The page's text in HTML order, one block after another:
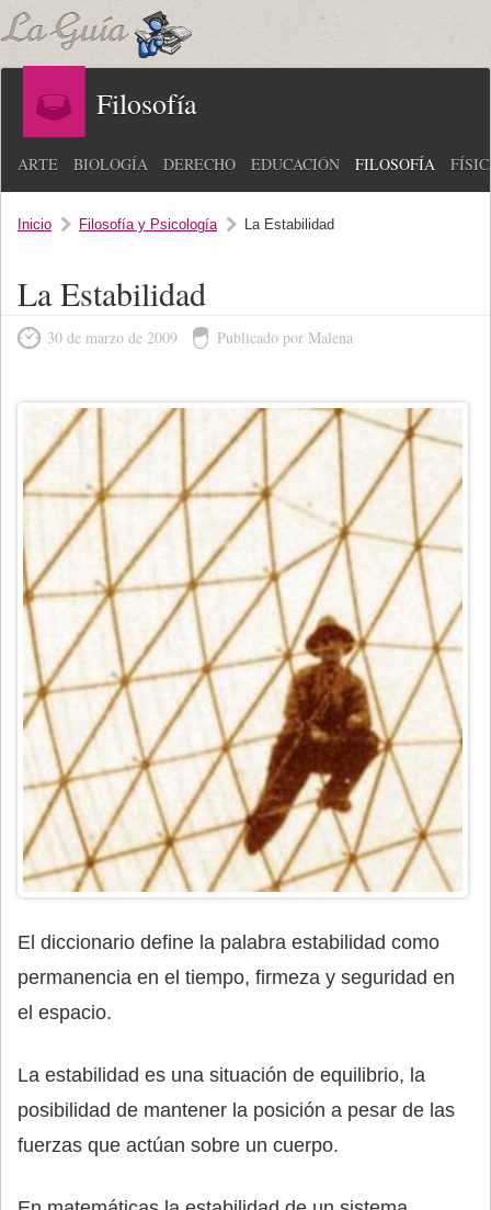
Filosofía
ARTE BIOLOGÍA DERECHO EDUCACIÓN FILOSOFÍA
Inicio Filosofía y Psicología La Estabilidad
La Estabilidad
30 de marzo de 2009 Publicado por Malena
El diccionario define la palabra estabilidad como
permanencia en el tiempo, firmeza y seguridad en
el espacio.
La estabilidad es una situación de equilibrio, la
posibilidad de mantener la posición a pesar de las
fuerzas que actúan sobre un cuerpo.